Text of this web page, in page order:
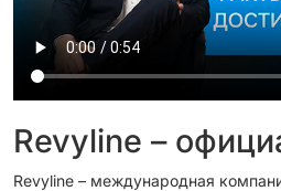
Revyline –
Revyline – международная